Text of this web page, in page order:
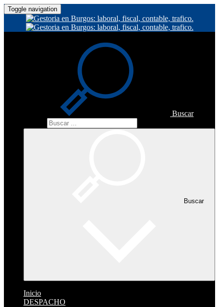
Toggle navigation
Buscar
Buscar
Inicio
DESPACHO